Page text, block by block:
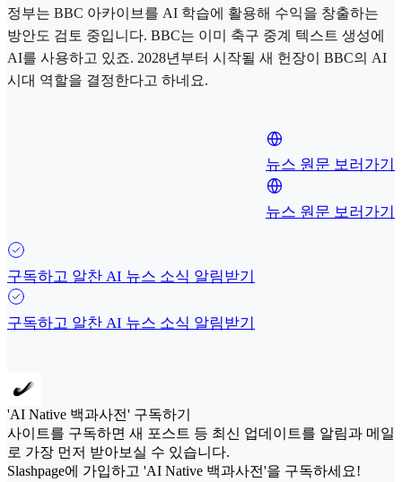
정부는 BBC 아카이브를 AI 학습에 활용해 수익을 창출하는
방안도 검토 중입니다. BBC는 이미 축구 중계 텍스트 생성에
AI를 사용하고 있죠. 2028년부터 시작될 새 헌장이 BBC의 AI
시대 역할을 결정한다고 하네요.
뉴스 원문 보러가기
뉴스 원문 보러가기
구독하고 알찬 AI 뉴스 소식 알림받기
구독하고 알찬 AI 뉴스 소식 알림받기
'AI Native 백과사전' 구독하기
사이트를 구독하면 새 포스트 등 최신 업데이트를 알림과 메일
로 가장 먼저 받아보실 수 있습니다.
Slashpage에 가입하고 'AI Native 백과사전'을 구독하세요!